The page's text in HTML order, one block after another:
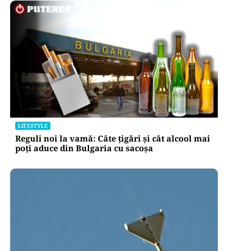
APĂRARE
Radu Miruță acuză un blocaj în Armata
Română: „Sunt oameni cu putere de decizie
care se pun de-a curmezișul”